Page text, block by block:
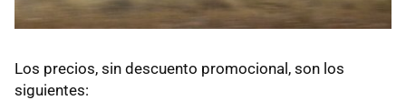
Los precios, sin descuento promocional, son los
siguientes: